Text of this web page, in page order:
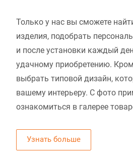
Только у нас вы сможете
изделия, подобрать
и после установки каждый
удачному приобретению.
выбрать типовой дизайн,
вашему интерьеру. С фото
ознакомиться в галерее
Узнать больше